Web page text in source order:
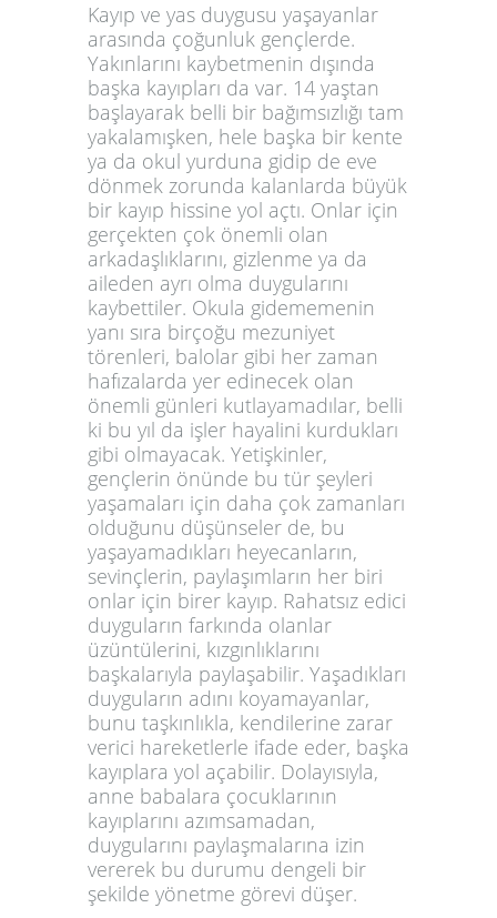
Kayıp ve yas duygusu yaşayanlar
arasında çoğunluk gençlerde.
Yakınlarını kaybetmenin dışında
başka kayıpları da var. 14 yaştan
başlayarak belli bir bağımsızlığı tam
yakalamışken, hele başka bir kente
ya da okul yurduna gidip de eve
dönmek zorunda kalanlarda büyük
bir kayıp hissine yol açtı. Onlar için
gerçekten çok önemli olan
arkadaşlıklarını, gizlenme ya da
aileden ayrı olma duygularını
kaybettiler. Okula gidememenin
yanı sıra birçoğu mezuniyet
törenleri, balolar gibi her zaman
hafızalarda yer edinecek olan
önemli günleri kutlayamadılar, belli
ki bu yıl da işler hayalini kurdukları
gibi olmayacak. Yetişkinler,
gençlerin önünde bu tür şeyleri
yaşamaları için daha çok zamanları
olduğunu düşünseler de, bu
yaşayamadıkları heyecanların,
sevinçlerin, paylaşımların her biri
onlar için birer kayıp. Rahatsız edici
duyguların farkında olanlar
üzüntülerini, kızgınlıklarını
başkalarıyla paylaşabilir. Yaşadıkları
duyguların adını koyamayanlar,
bunu taşkınlıkla, kendilerine zarar
verici hareketlerle ifade eder, başka
kayıplara yol açabilir. Dolayısıyla,
anne babalara çocuklarının
kayıplarını azımsamadan,
duygularını paylaşmalarına izin
vererek bu durumu dengeli bir
şekilde yönetme görevi düşer.